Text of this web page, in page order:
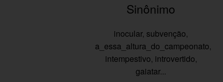
Sinônimo
inocular, subvenção,
a_essa_altura_do_campeonato,
intempestivo, introvertido,
gaiatar...